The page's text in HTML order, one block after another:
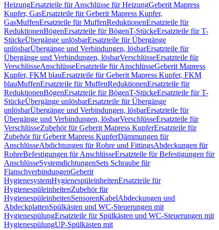
HeizungErsatzteile für Anschlüsse für HeizungGeberit Mapress
Kupfer, GasErsatzteile für Geberit Mapress Kupfer,
GasMuffenErsatzteile für MuffenReduktionenErsatzteile für
ReduktionenBögenErsatzteile für BögenT-StückeErsatzteile für T-
StückeÜbergänge unlösbarErsatzteile für Übergänge
unlösbarÜbergänge und Verbindungen, lösbarErsatzteile für
Übergänge und Verbindungen, lösbarVerschlüsseErsatzteile für
VerschlüsseAnschlüsseErsatzteile für AnschlüsseGeberit Mapress
Kupfer, FKM blauErsatzteile für Geberit Mapress Kupfer, FKM
blauMuffenErsatzteile für MuffenReduktionenErsatzteile für
ReduktionenBögenErsatzteile für BögenT-StückeErsatzteile für T-
StückeÜbergänge unlösbarErsatzteile für Übergänge
unlösbarÜbergänge und Verbindungen, lösbarErsatzteile für
Übergänge und Verbindungen, lösbarVerschlüsseErsatzteile für
VerschlüsseZubehör für Geberit Mapress KupferErsatzteile für
Zubehör für Geberit Mapress KupferDämmungen für
AnschlüsseAbdichtungen für Rohre und FittingsAbdeckungen für
RohreBefestigungen für AnschlüsseErsatzteile für Befestigungen für
AnschlüsseSystemdichtungenSets Schraube für
FlanschverbindungenGeberit
HygienesystemHygienespüleinheitenErsatzteile für
HygienespüleinheitenZubehör für
HygienespüleinheitenSensorenKabelAbdeckungen und
AbdeckplattenSpülkästen und WC-Steuerungen mit
HygienespülungErsatzteile für Spülkästen und WC-Steuerungen mit
HygienespülungUP-Spülkästen mit